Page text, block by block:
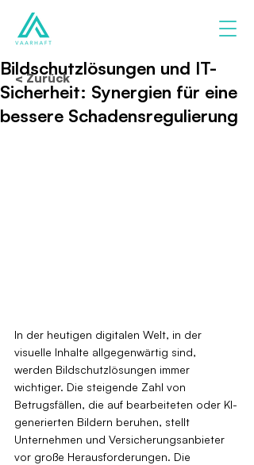
Bildschutzlösungen und IT-
Sicherheit: Synergien für eine
bessere Schadensregulierung
In der heutigen digitalen Welt, in der
visuelle Inhalte allgegenwärtig sind,
werden Bildschutzlösungen immer
wichtiger. Die steigende Zahl von
Betrugsfällen, die auf bearbeiteten oder KI-
generierten Bildern beruhen, stellt
Unternehmen und Versicherungsanbieter
vor große Herausforderungen. Die
< Zurück